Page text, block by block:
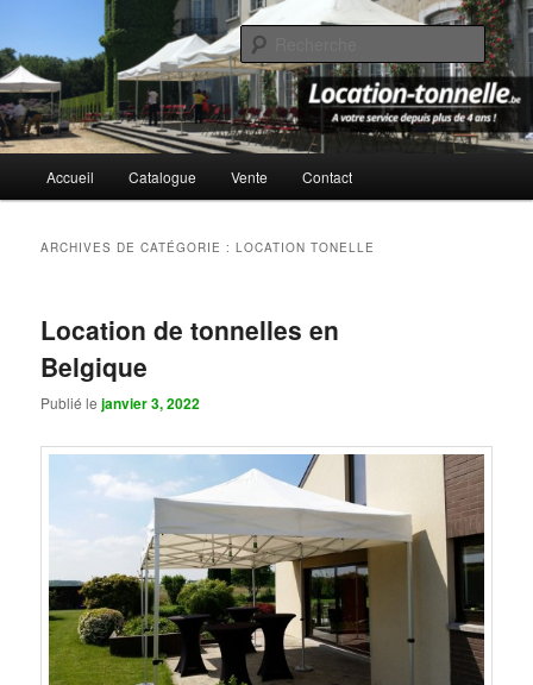
contenu
principal
contenu
secondaireLocation-Tonnelle.be
Location de Tonnelles Professionnelles, résistantes, inifugées &
imperméables
principal
Accueil Catalogue Vente Contact
ARCHIVES DE CATÉGORIE :LOCATION TONELLE
Location de tonnelles en
Belgique
Publié lejanvier 3, 2022